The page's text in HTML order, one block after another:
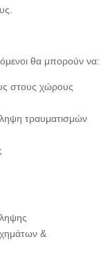
θα μπορούν να:
στους χώρους
τραυματισμών
&